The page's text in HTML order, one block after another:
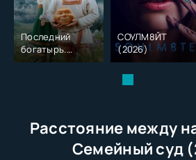
Последний
богатырь.
Колобок (2026)
СОУЛМ8ЙТ
(2026)
Расстояние между
Семейный суд